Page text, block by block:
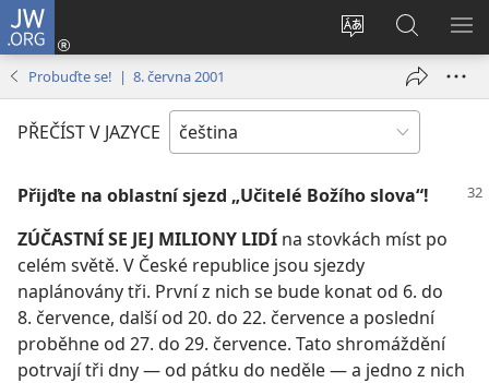
JW.ORG
Změnit
stránek
Přihlásit
se
okno)
Hledat
na
JW.ORG
Probuďte se! | 8. června 2001
PŘEČÍST V JAZYCE
Přijďte na oblastní sjezd „Učitelé Božího slova“!
ZÚČASTNÍ SE JEJ MILIONY LIDÍ na stovkách míst po
celém světě. V České republice jsou sjezdy
naplánovány tři. První z nich se bude konat od 6. do
8. července, další od 20. do 22. července a poslední
proběhne od 27. do 29. července. Tato shromáždění
potrvají tři dny — od pátku do neděle — a jedno z nich